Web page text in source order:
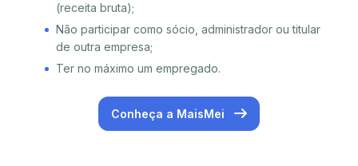
(receita bruta);
Não participar como sócio, administrador ou titular
de outra empresa;
Ter no máximo um empregado.
Conheça a MaisMei